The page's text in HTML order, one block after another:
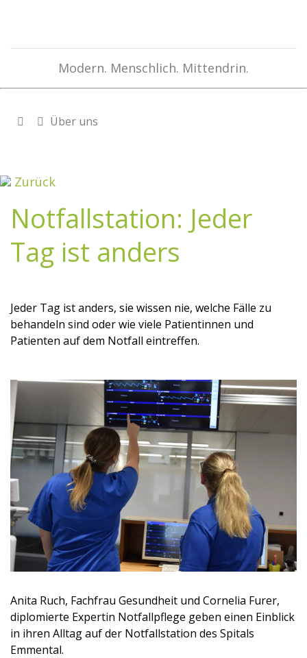
Modern. Menschlich. Mittendrin.
Über uns
Zurück
Notfallstation: Jeder
Tag ist anders
Jeder Tag ist anders, sie wissen nie, welche Fälle zu
behandeln sind oder wie viele Patientinnen und
Patienten auf dem Notfall eintreffen.
Anita Ruch, Fachfrau Gesundheit und Cornelia Furer,
diplomierte Expertin Notfallpflege geben einen Einblick
in ihren Alltag auf der Notfallstation des Spitals
Emmental.